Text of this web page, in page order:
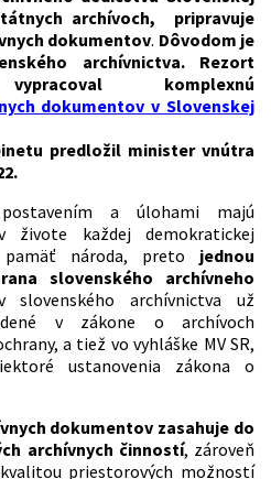
archívoch, pripravuje
dokumentov. Dôvodom je
archívnictva. Rezort
komplexnú
dokumentov v Slovenskej
predložil minister vnútra
a úlohami majú
živote každej demokratickej
pamäť národa, preto jednou
slovenského archívneho
archívnictva už
v zákone o archívoch
a tiež vo vyhláške MV SR,
ustanovenia zákona o
dokumentov zasahuje do
archívnych činností, zároveň
priestorových možností